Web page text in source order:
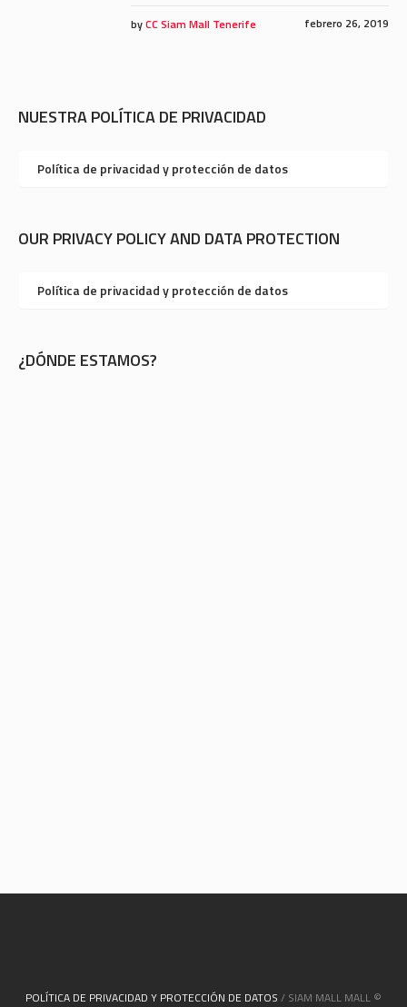
febrero 26, 2019
byCC Siam Mall Tenerife
NUESTRA POLÍTICA DE PRIVACIDAD
Política de privacidad y protección de datos
OUR PRIVACY POLICY AND DATA PROTECTION
Política de privacidad y protección de datos
¿DÓNDE ESTAMOS?
POLÍTICA DE PRIVACIDAD Y PROTECCIÓN DE DATOS / SIAM MALL MALL ©